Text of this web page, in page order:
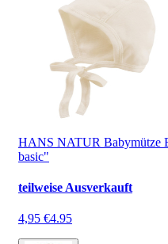
HANS NATUR Babymütze
basic"
teilweise Ausverkauft
4,95 €4.95